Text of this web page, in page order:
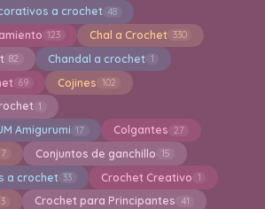
a crochet 48
123 Chal a Crochet 330
82 Chandal a crochet 1
69 Cojines 102
1
Amigurumi 17 Colgantes 27
Conjuntos de ganchillo 15
a crochet 33 Crochet Creativo 1
Crochet para Principantes 41